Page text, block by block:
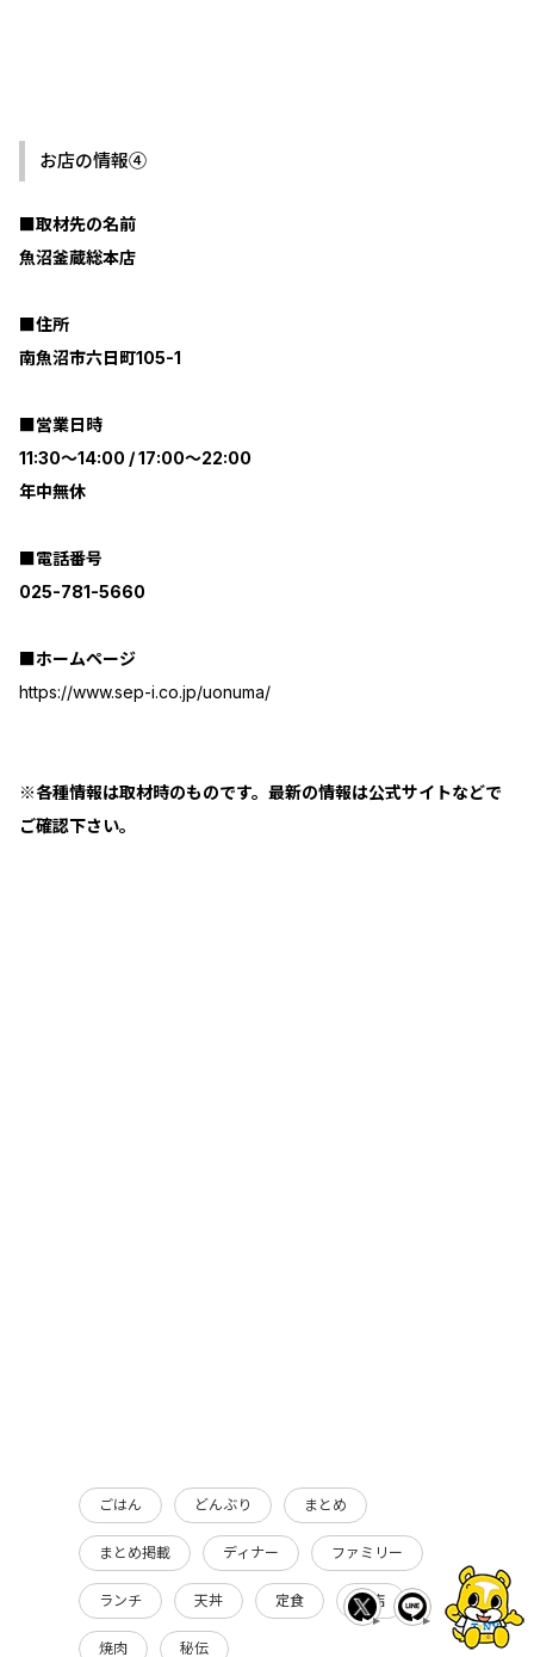
お店の情報④
■取材先の名前
魚沼釜蔵総本店
■住所
南魚沼市六日町105-1
■営業日時
11:30～14:00 / 17:00～22:00
年中無休
■電話番号
025-781-5660
■ホームページ
https://www.sep-i.co.jp/uonuma/
※各種情報は取材時のものです。最新の情報は公式サイトなどで
ご確認下さい。
ごはん どんぶり まとめ
まとめ掲載 ディナー ファミリー
ランチ 天丼 定食 新店
焼肉 秘伝